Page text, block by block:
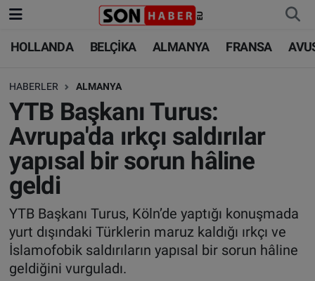
HOLLANDA BELÇİKA ALMANYA FRANSA
HABERLER ALMANYA
YTB Başkanı Turus:
Avrupa'da ırkçı saldırılar
yapısal bir sorun hâline
geldi
YTB Başkanı Turus, Köln’de yaptığı konuşmada
yurt dışındaki Türklerin maruz kaldığı ırkçı ve
İslamofobik saldırıların yapısal bir sorun hâline
geldiğini vurguladı.
HOLLANDA
BELÇİKA
ALMANYA
FRANSA
AVUSTURYA
SAĞLIK - YAŞAM
BİLİM-TEKNOLOJİ
HOLLANDA
BELÇİKA
ALMANYA
TÜRKİYE
DÜNYA
BİLİM-TEKNOLOJİ
SAĞLIK
Nöbetçi Eczaneler
Hava Durumu
Trafik Durumu
Süper Lig Puan Durumu ve Fikstür
Tüm Manşetler
Son Dakika Haberleri
Haber Arşivi